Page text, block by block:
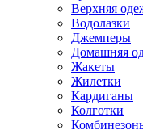
Верхняя
Водолазки
Джемперы
Домашняя
Жакеты
Жилетки
Кардиганы
Колготки